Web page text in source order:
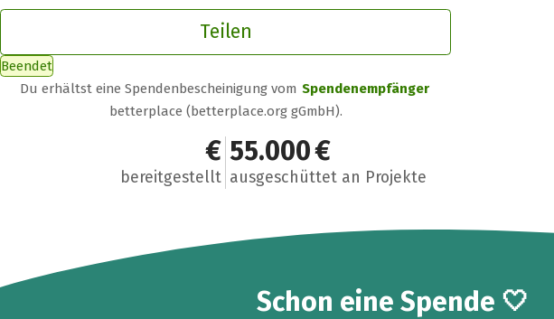
Teilen
Beendet
Du erhältst eine Spendenbescheinigung vom Spendenempfänger
betterplace (betterplace.org gGmbH).
55.000 €
bereitgestellt
55.000 €
ausgeschüttet an Projekte
Schon eine Spende 🤍